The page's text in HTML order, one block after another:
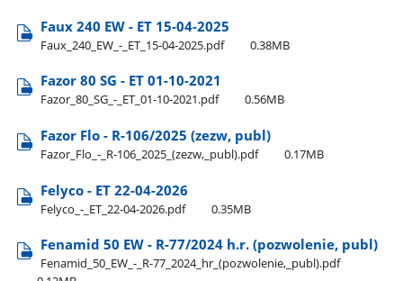
Faux 240 EW - ET 15-04-2025
Faux​_240​_EW​_-​_ET​_15-04-2025.pdf 0.38MB
Fazor 80 SG - ET 01-10-2021
Fazor​_80​_SG​_-​_ET​_01-10-2021.pdf 0.56MB
Fazor Flo - R-106/2025 (zezw, publ)
Fazor​_Flo​_-​_R-106​_2025​_(zezw,​_publ).pdf 0.17MB
Felyco - ET 22-04-2026
Felyco​_-​_ET​_22-04-2026.pdf 0.35MB
Fenamid 50 EW - R-77/2024 h.r. (pozwolenie, publ)
Fenamid​_50​_EW​_-​_R-77​_2024​_hr​_(pozwolenie,​_publ).pdf